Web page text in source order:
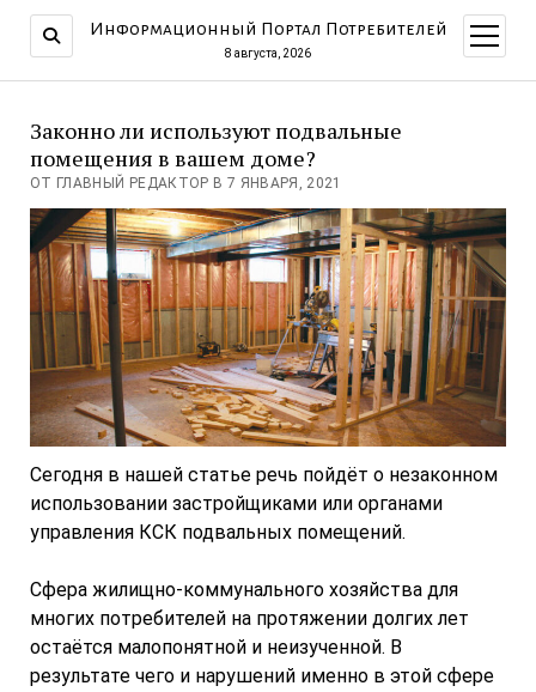
Информационный Портал Потребителей
8 августа, 2026
меню
Законно ли используют подвальные
помещения в вашем доме?
ОТ ГЛАВНЫЙ РЕДАКТОР В 7 ЯНВАРЯ, 2021
Сегодня в нашей статье речь пойдёт о незаконном
использовании застройщиками или органами
управления КСК подвальных помещений.
Сфера жилищно-коммунального хозяйства для
многих потребителей на протяжении долгих лет
остаётся малопонятной и неизученной. В
результате чего и нарушений именно в этой сфере